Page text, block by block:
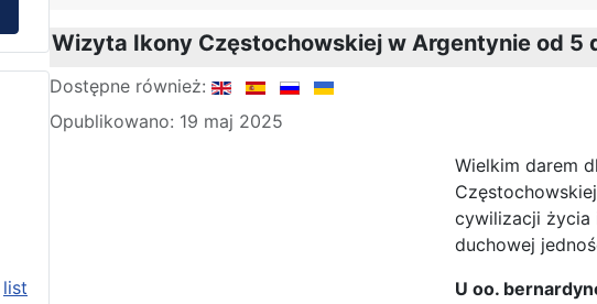
list
Wizyta Ikony Częstochowskiej w Argentynie od 5
Szczegóły
Dostępne również:
Opublikowano: 19 maj 2025
Wielkim darem
cywilizacji życia
duchowej
U oo.